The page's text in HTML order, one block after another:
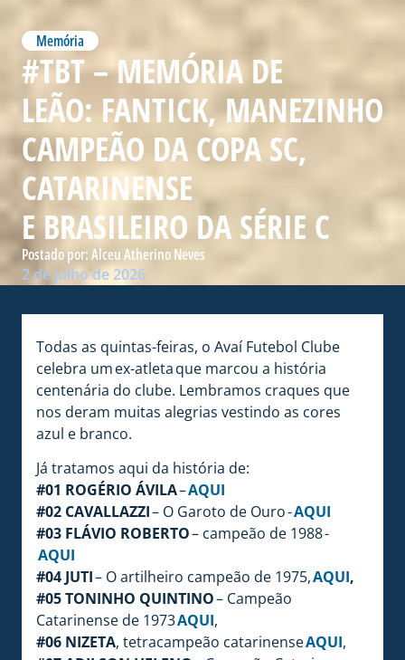
Memória
#TBT – MEMÓRIA DE
LEÃO: FANTICK, MANEZINHO
CAMPEÃO DA COPA SC,
CATARINENSE
E BRASILEIRO DA SÉRIE C
Postado por:Alceu Atherino Neves
2 de julho de 2026
Todas as quintas-feiras, o Avaí Futebol Clube
celebra um ex-atleta que marcou a história
centenária do clube. Lembramos craques que
nos deram muitas alegrias vestindo as cores
azul e branco.
Já tratamos aqui da história de:
#01 ROGÉRIO ÁVILA–AQUI
#02 CAVALLAZZI– O Garoto de Ouro -AQUI
#03 FLÁVIO ROBERTO– campeão de 1988 -
AQUI
#04 JUTI– O artilheiro campeão de 1975,AQUI,
#05 TONINHO QUINTINO– Campeão
Catarinense de 1973AQUI,
#06 NIZETA, tetracampeão catarinenseAQUI,